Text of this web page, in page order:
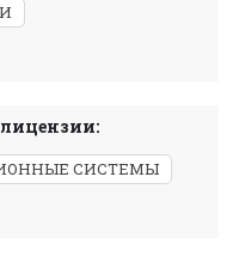
лицензии:
СИСТЕМЫ